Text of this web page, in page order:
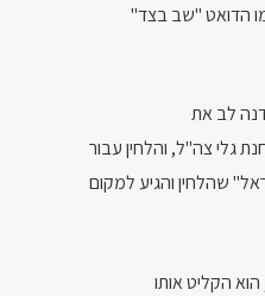
הדואט "שב בצד"
לב את
השתתף בתחילת שנת 1972 ב"ערב שירי משוררים", שיזמה תחנת גלי צה"ל, והלחין עבור
שהלחין והגיע למקום
הקליט אותו